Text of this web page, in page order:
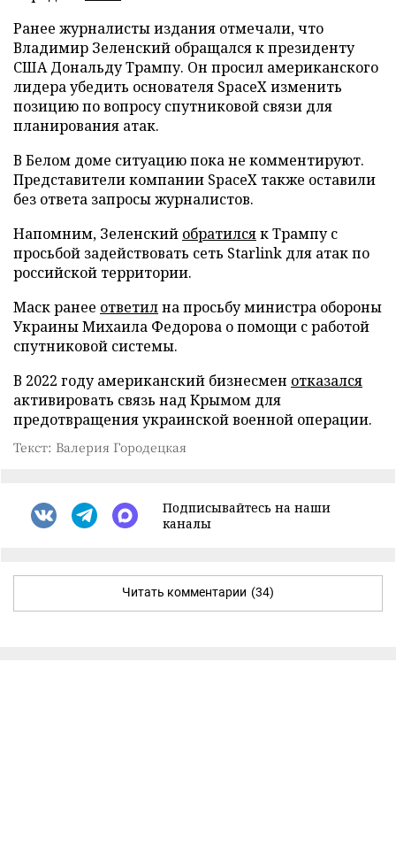
Ранее журналисты издания отмечали, что
Владимир Зеленский обращался к президенту
США Дональду Трампу. Он просил американского
лидера убедить основателя SpaceX изменить
позицию по вопросу спутниковой связи для
планирования атак.
В Белом доме ситуацию пока не комментируют.
Представители компании SpaceX также оставили
без ответа запросы журналистов.
Напомним, Зеленский обратилсяк Трампу с
просьбой задействовать сеть Starlink для атак по
российской территории.
Маск ранее ответилна просьбу министра обороны
Украины Михаила Федорова о помощи с работой
спутниковой системы.
В 2022 году американский бизнесмен отказался
активировать связь над Крымом для
предотвращения украинской военной операции.
Текст: Валерия Городецкая
Подписывайтесь на наши
каналы
Читать комментарии (34)